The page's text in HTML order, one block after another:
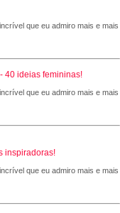
que eu admiro mais e mais
40 ideias femininas!
que eu admiro mais e mais
inspiradoras!
que eu admiro mais e mais